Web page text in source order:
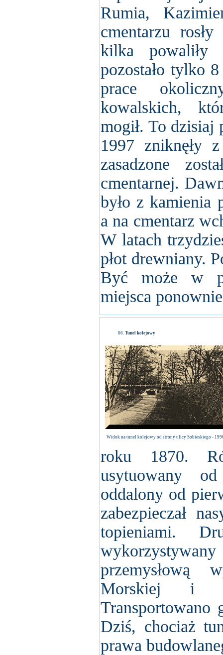
Rumia,
cmentarzu
kilka powaliły
pozostało tylko
prace
kowalskich,
mogił. To dzisiaj
1997 zniknęły
zasadzone
cmentarnej.
było z kamienia
a na cmentarz
W latach
płot drewniany.
Być może w
miejsca
Tunel kolejowy
Widok na tunel kolejowy od strony ulicy Sobieskiego -
roku 1870.
usytuowany
oddalony od
zabezpieczał
topieniami.
przemysłową
Morskiej i
Transportowano
Dziś, chociaż
prawa